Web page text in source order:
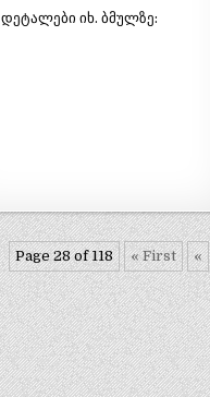
დეტალები იხ. ბმულზე:
Page 28 of 118 « First «